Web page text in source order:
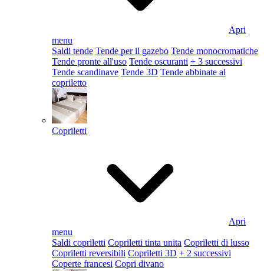
Apri
menu
Saldi tende Tende per il gazebo Tende monocromatiche
Tende pronte all'uso Tende oscuranti + 3 successivi
Tende scandinave Tende 3D Tende abbinate al
copriletto
Copriletti
Apri
menu
Saldi copriletti Copriletti tinta unita Copriletti di lusso
Copriletti reversibili Copriletti 3D + 2 successivi
Coperte francesi Copri divano